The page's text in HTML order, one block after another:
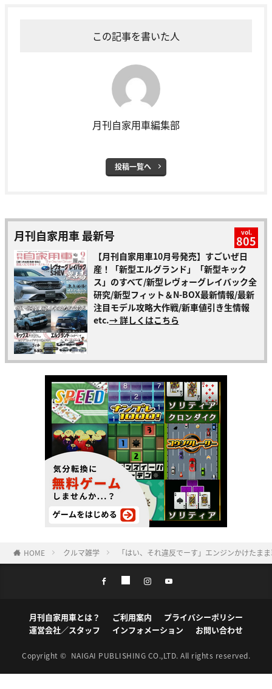
この記事を書いた人
月刊自家用車編集部
投稿一覧へ
月刊自家用車 最新号 vol.
805
【月刊自家用車10月号発売】すごいぜ日
産！「新型エルグランド」「新型キック
ス」のすべて/新型レヴォーグレイバック全
研究/新型フィット＆N-BOX最新情報/最新
注目モデル攻略大作戦/新車値引き生情報
etc.→ 詳しくはこちら
HOME クルマ雑学 「はい、それ違反でーす」エンジンかけたま
月刊自家用車とは？ ご利用案内
プライバシーポリシー
運営会社／スタッフ
インフォメーション お問い合わせ
Copyright © NAIGAI PUBLISHING CO.,LTD. All rights reserved.